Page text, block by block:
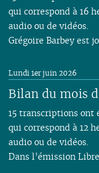
qui correspond à 16
audio ou de vidéos.
Grégoire Barbey est
Bilan du mois
Lundi 1er juin 2026
15 transcriptions ont
qui correspond à 12
audio ou de vidéos.
Dans l’émission